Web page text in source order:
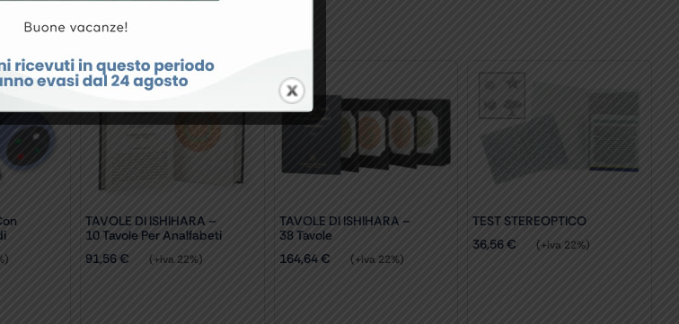
TAVOLE DI ISHIHARA –
10 Tavole Per Analfabeti
91,56€ (+iva 22%)
TAVOLE DI ISHIHARA –
38 Tavole
164,64€ (+iva 22%)
TEST STEREOPTICO
36,56€ (+iva 22%)